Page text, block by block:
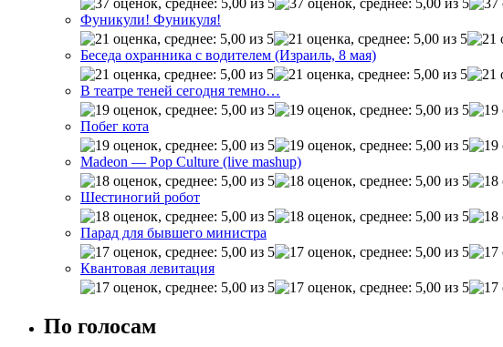
Фуникули! Фуникуля!
Беседа охранника с водителем (Израиль, 8 мая)
В театре теней сегодня темно…
Побег кота
Madeon — Pop Culture (live mashup)
Шестиногий робот
Парад для бывшего министра
Квантовая левитация
По голосам